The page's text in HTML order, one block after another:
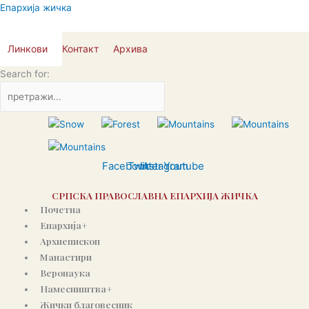
Skip
Епархија жичка
Линкови Контакт Архива
Search for:
Facebook
Twitter
Instagram
Youtube
СРПСКА ПРАВОСЛАВНА ЕПАРХИЈА ЖИЧКА
Почетна
Епархија+
Архиепископ
Манастири
Веронаука
Намесништва+
Жички благовесник